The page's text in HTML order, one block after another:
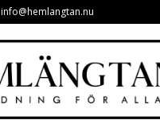
info@hemlangtan.nu